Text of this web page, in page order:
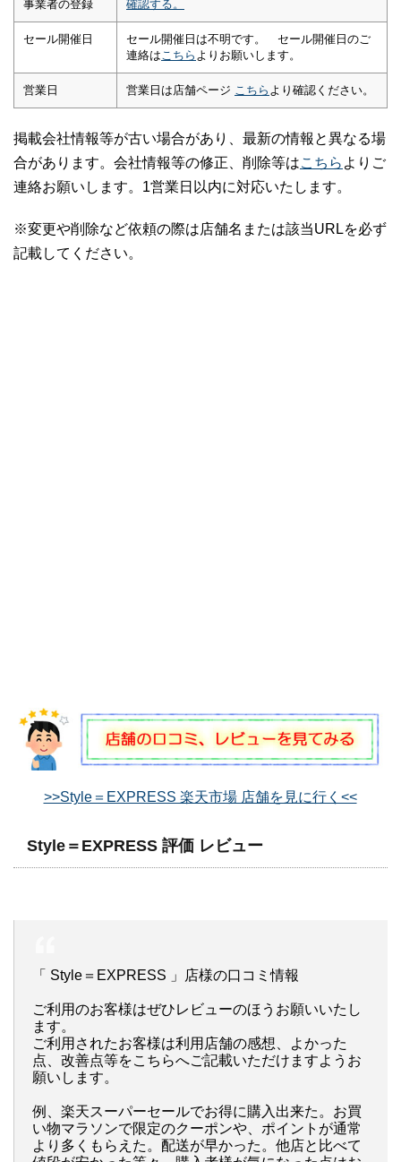
事業者の登録
確認する。
セール開催日
セール開催日は不明です。 セール開催日のご
連絡は こちら よりお願いします。
営業日 営業日は店舗ページ こちら より確認ください。
掲載会社情報等が古い場合があり、最新の情報と異なる場
合があります。会社情報等の修正、削除等はこちら よりご
連絡お願いします。1営業日以内に対応いたします。
※変更や削除など依頼の際は店舗名または該当URLを必ず
記載してください。
>>Style＝EXPRESS 楽天市場 店舗を見に行く<<
Style＝EXPRESS 評価 レビュー
「 Style＝EXPRESS 」店様の口コミ情報
ご利用のお客様はぜひレビューのほうお願いいたし
ます。
ご利用されたお客様は利用店舗の感想、よかった
点、改善点等をこちらへご記載いただけますようお
願いします。
例、楽天スーパーセールでお得に購入出来た。お買
い物マラソンで限定のクーポンや、ポイントが通常
より多くもらえた。配送が早かった。他店と比べて